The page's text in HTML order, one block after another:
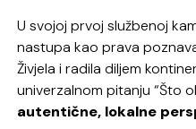
U svojoj prvoj službenoj
nastupa kao prava
Živjela i radila diljem
univerzalnom pitanju “Što
autentične, lokalne